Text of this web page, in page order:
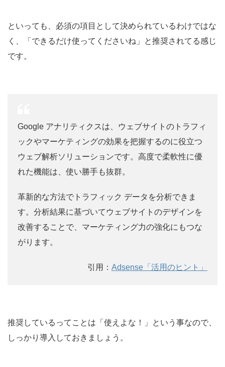
といっても、必須の項目として決められているわけではな
く、「できるだけ使ってくださいね」と推奨されてる感じ
です。
Google アナリティクスは、ウェブサイトのトラフィ
ックやマーケティングの効果を把握するのに役立つ
ウェブ解析ソリューションです。高度で柔軟性に優
れた機能は、使い勝手も抜群。
革新的な方法でトラフィック データを分析できま
す。分析結果に基づいてウェブサイトのデザインを
改善することで、マーケティング力の強化にもつな
がります。
引用： Adsense「活用のヒント」
推奨しているってことは「使えよな！」という事なので、
しっかり導入しておきましょう。